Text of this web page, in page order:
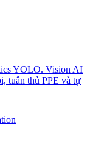
YOLO. Vision AI
tuân thủ PPE và tự